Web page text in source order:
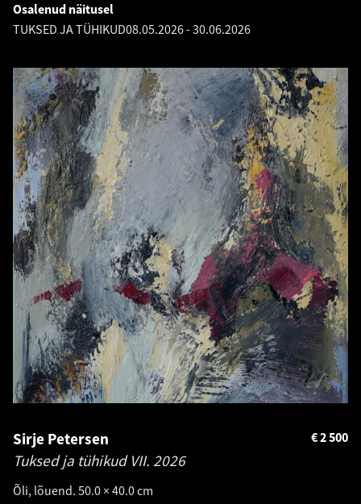
Osalenud näitusel
TUKSED JA TÜHIKUD08.05.2026-30.06.2026
Sirje Petersen
Tuksed ja tühikud VII. 2026
Õli, lõuend. 50.0 × 40.0 cm
2 500
€